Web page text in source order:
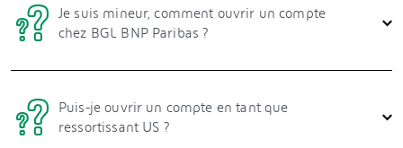
Je suis mineur, comment ouvrir un compte
chez BGL BNP Paribas ?
Puis-je ouvrir un compte en tant que
ressortissant US ?